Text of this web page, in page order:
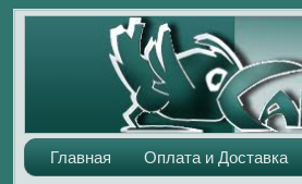
Главная Оплата и Доставка